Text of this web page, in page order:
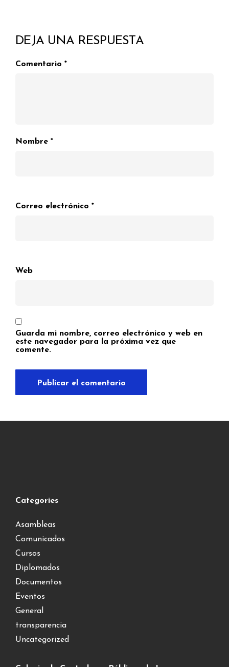
DEJA UNA RESPUESTA
Comentario *
Nombre *
Correo electrónico *
Web
Guarda mi nombre, correo electrónico y web en
este navegador para la próxima vez que
comente.
Categories
Asambleas
Comunicados
Cursos
Diplomados
Documentos
Eventos
General
transparencia
Uncategorized